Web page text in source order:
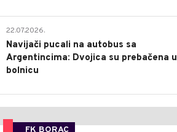
22.07.2026.
Navijači pucali na autobus sa
Argentincima: Dvojica su prebačena u
bolnicu
FK BORAC